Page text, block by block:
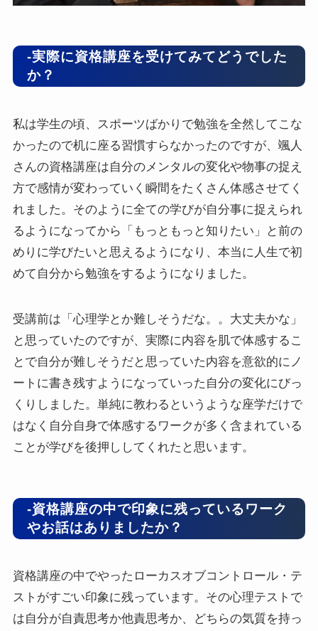
-実際に資格講座を受けてみてどうでした
か？
私は学生の頃、スポーツばかりで勉強を全然してこな
かったので机に座る習慣すらなかったのですが、颯人
さんの資格講座は自分のメンタルの変化や物事の捉え
方で感情が変わっていく瞬間をたくさん体感させてく
れました。そのように全ての学びが自分事に捉えられ
るようになってから「もっともっと知りたい」と前の
めりに学びたいと思えるようになり、本当に人生で初
めて自分から勉強をするようになりました。
受講前は「心理学とか難しそうだな。。大丈夫かな」
と思っていたのですが、実際に内容を肌で体感するこ
とで自分が難しそうだと思っていた内容を意欲的にノ
ートに書き残すようになっていった自分の変化にびっ
くりしました。単純に教わるというような座学だけで
はなく自分自身で体感するワークが多く含まれている
ことが学びを後押ししてくれたと思います。
-資格講座の中で印象に残っているワーク
やお話はありましたか？
資格講座の中でやったローカスオブコントロール・テ
ストがすごい印象に残っています。その心理テストで
は自分が自責思考か他責思考か、どちらの気質を持っ